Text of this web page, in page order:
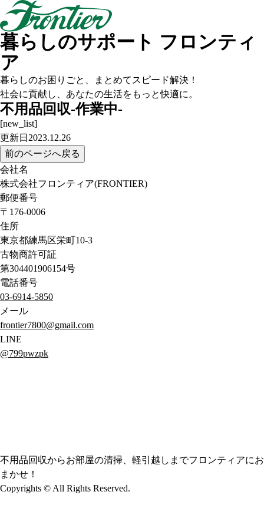
暮らしのサポート フロンティ
ア
暮らしのお困りごと、まとめてスピード解決！
社会に貢献し、あなたの生活をもっと快適に。
不用品回収-作業中-
[new_list]
更新日2023.12.26
前のページへ戻る
会社名
株式会社フロンティア(FRONTIER)
郵便番号
〒176-0006
住所
東京都練馬区栄町10-3
古物商許可証
第304401906154号
電話番号
03-6914-5850
メール
frontier7800@gmail.com
LINE
@799pwzpk
不用品回収からお部屋の清掃、軽引越しまでフロンティアにお
まかせ！
Copyrights © All Rights Reserved.